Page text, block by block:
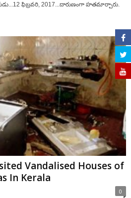
ఫిబ్రవరి, 2017...దారుణంగా హతమార్చారు.
Vandalised Houses of
In Kerala
0